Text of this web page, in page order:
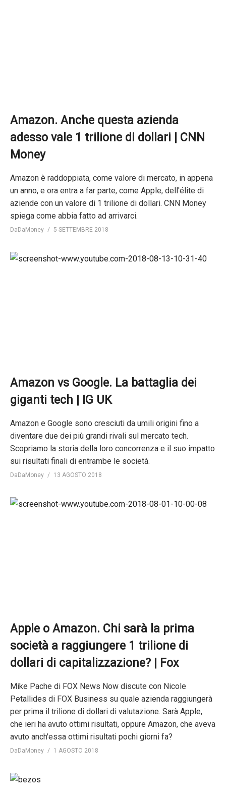
Amazon. Anche questa azienda
adesso vale 1 trilione di dollari | CNN
Money
Amazon è raddoppiata, come valore di mercato, in appena
un anno, e ora entra a far parte, come Apple, dell'élite di
aziende con un valore di 1 trilione di dollari. CNN Money
spiega come abbia fatto ad arrivarci.
DaDaMoney 5 SETTEMBRE 2018
Amazon vs Google. La battaglia dei
giganti tech | IG UK
Amazon e Google sono cresciuti da umili origini fino a
diventare due dei più grandi rivali sul mercato tech.
Scopriamo la storia della loro concorrenza e il suo impatto
sui risultati finali di entrambe le società.
DaDaMoney 13 AGOSTO 2018
Apple o Amazon. Chi sarà la prima
società a raggiungere 1 trilione di
dollari di capitalizzazione? | Fox
Mike Pache di FOX News Now discute con Nicole
Petallides di FOX Business su quale azienda raggiungerà
per prima il trilione di dollari di valutazione. Sarà Apple,
che ieri ha avuto ottimi risultati, oppure Amazon, che aveva
avuto anch'essa ottimi risultati pochi giorni fa?
DaDaMoney 1 AGOSTO 2018